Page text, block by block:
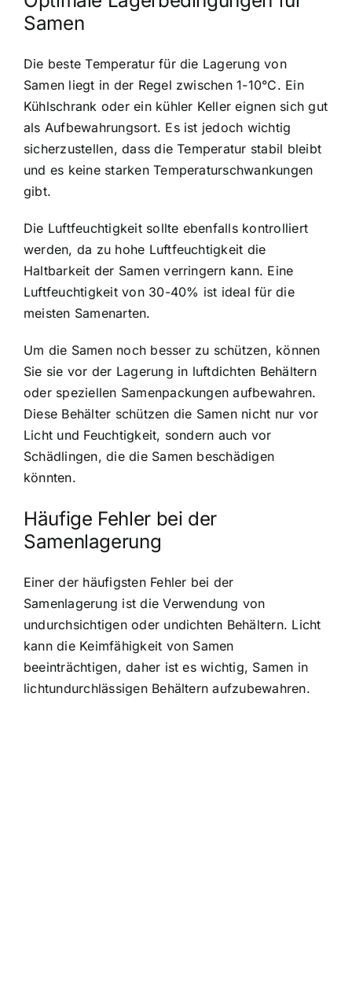
Samen
Die beste Temperatur für die Lagerung von
Samen liegt in der Regel zwischen 1-10°C. Ein
Kühlschrank oder ein kühler Keller eignen sich gut
als Aufbewahrungsort. Es ist jedoch wichtig
sicherzustellen, dass die Temperatur stabil bleibt
und es keine starken Temperaturschwankungen
gibt.
Die Luftfeuchtigkeit sollte ebenfalls kontrolliert
werden, da zu hohe Luftfeuchtigkeit die
Haltbarkeit der Samen verringern kann. Eine
Luftfeuchtigkeit von 30-40% ist ideal für die
meisten Samenarten.
Um die Samen noch besser zu schützen, können
Sie sie vor der Lagerung in luftdichten Behältern
oder speziellen Samenpackungen aufbewahren.
Diese Behälter schützen die Samen nicht nur vor
Licht und Feuchtigkeit, sondern auch vor
Schädlingen, die die Samen beschädigen
könnten.
Häufige Fehler bei der
Samenlagerung
Einer der häufigsten Fehler bei der
Samenlagerung ist die Verwendung von
undurchsichtigen oder undichten Behältern. Licht
kann die Keimfähigkeit von Samen
beeinträchtigen, daher ist es wichtig, Samen in
lichtundurchlässigen Behältern aufzubewahren.